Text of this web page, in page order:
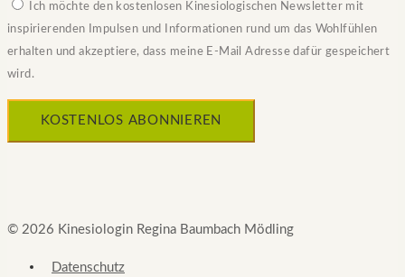
Ich möchte den kostenlosen Kinesiologischen Newsletter mit
inspirierenden Impulsen und Informationen rund um das Wohlfühlen
erhalten und akzeptiere, dass meine E-Mail Adresse dafür gespeichert
wird.
© 2026 Kinesiologin Regina Baumbach Mödling
Datenschutz